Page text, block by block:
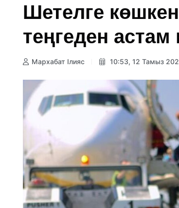
Шетелге
теңгеден
Мархабат Ілияс 10:53, 12 Тамыз